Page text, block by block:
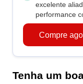
excelente
performance
Compre
Tenha um